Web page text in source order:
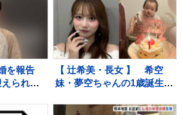
チ比較！
グ】
を報告
えられる
躍を目
【 辻希美・長女 】 希空
妹・夢空ちゃんの1歳誕生日
愛くて見るだけで癒されて